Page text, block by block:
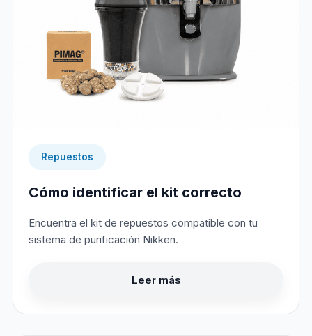
Repuestos
Cómo identificar el kit correcto
Encuentra el kit de repuestos compatible con tu
sistema de purificación Nikken.
Leer más